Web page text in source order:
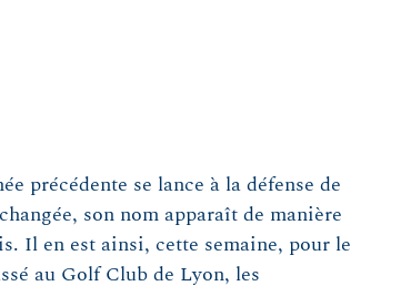
précédente se lance à la défense de
son nom apparaît de manière
Il en est ainsi, cette semaine, pour le
au Golf Club de Lyon, les